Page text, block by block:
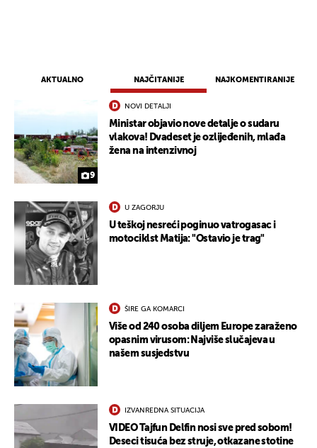
AKTUALNO NAJČITANIJE NAJKOMENTIRANIJE
9
NOVI DETALJI
Ministar objavio nove detalje o sudaru
vlakova! Dvadeset je ozlijeđenih, mlađa
žena na intenzivnoj
U ZAGORJU
U teškoj nesreći poginuo vatrogasac i
motociklst Matija: "Ostavio je trag"
ŠIRE GA KOMARCI
Više od 240 osoba diljem Europe zaraženo
opasnim virusom: Najviše slučajeva u
našem susjedstvu
IZVANREDNA SITUACIJA
VIDEO Tajfun Delfin nosi sve pred sobom!
Deseci tisuća bez struje, otkazane stotine